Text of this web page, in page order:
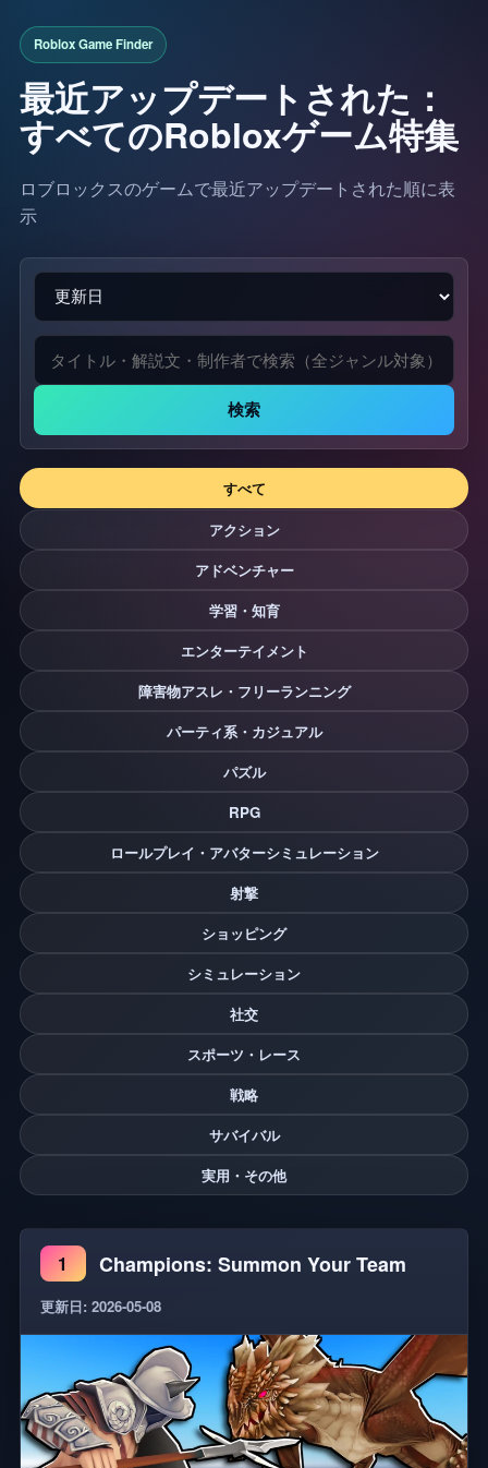
最近アップデートされた：
すべてのRobloxゲーム特集
ロブロックスのゲームで最近アップデートされた順に表
示
検索
すべて
アクション
アドベンチャー
学習・知育
エンターテイメント
障害物アスレ・フリーランニング
パーティ系・カジュアル
パズル
RPG
ロールプレイ・アバターシミュレーション
射撃
ショッピング
シミュレーション
社交
スポーツ・レース
戦略
サバイバル
実用・その他
1 Champions: Summon Your Team
更新日: 2026-05-08